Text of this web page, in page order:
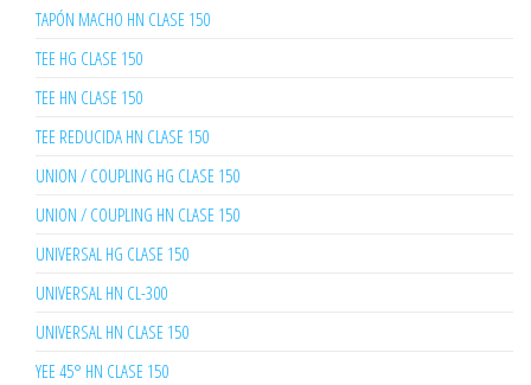
TAPÓN MACHO HN CLASE 150
TEE HG CLASE 150
TEE HN CLASE 150
TEE REDUCIDA HN CLASE 150
UNION / COUPLING HG CLASE 150
UNION / COUPLING HN CLASE 150
UNIVERSAL HG CLASE 150
UNIVERSAL HN CL-300
UNIVERSAL HN CLASE 150
YEE 45° HN CLASE 150